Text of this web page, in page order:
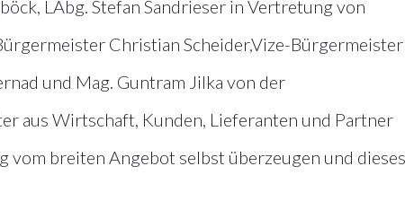
LAbg. Stefan Sandrieser in Vertretung von
Christian Scheider,Vize-Bürgermeister
und Mag. Guntram Jilka von der
aus Wirtschaft, Kunden, Lieferanten und Partner
vom breiten Angebot selbst überzeugen und dieses